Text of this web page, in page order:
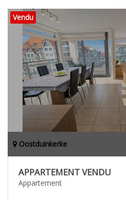
Vendu
Oostduinkerke
APPARTEMENT VENDU
Appartement